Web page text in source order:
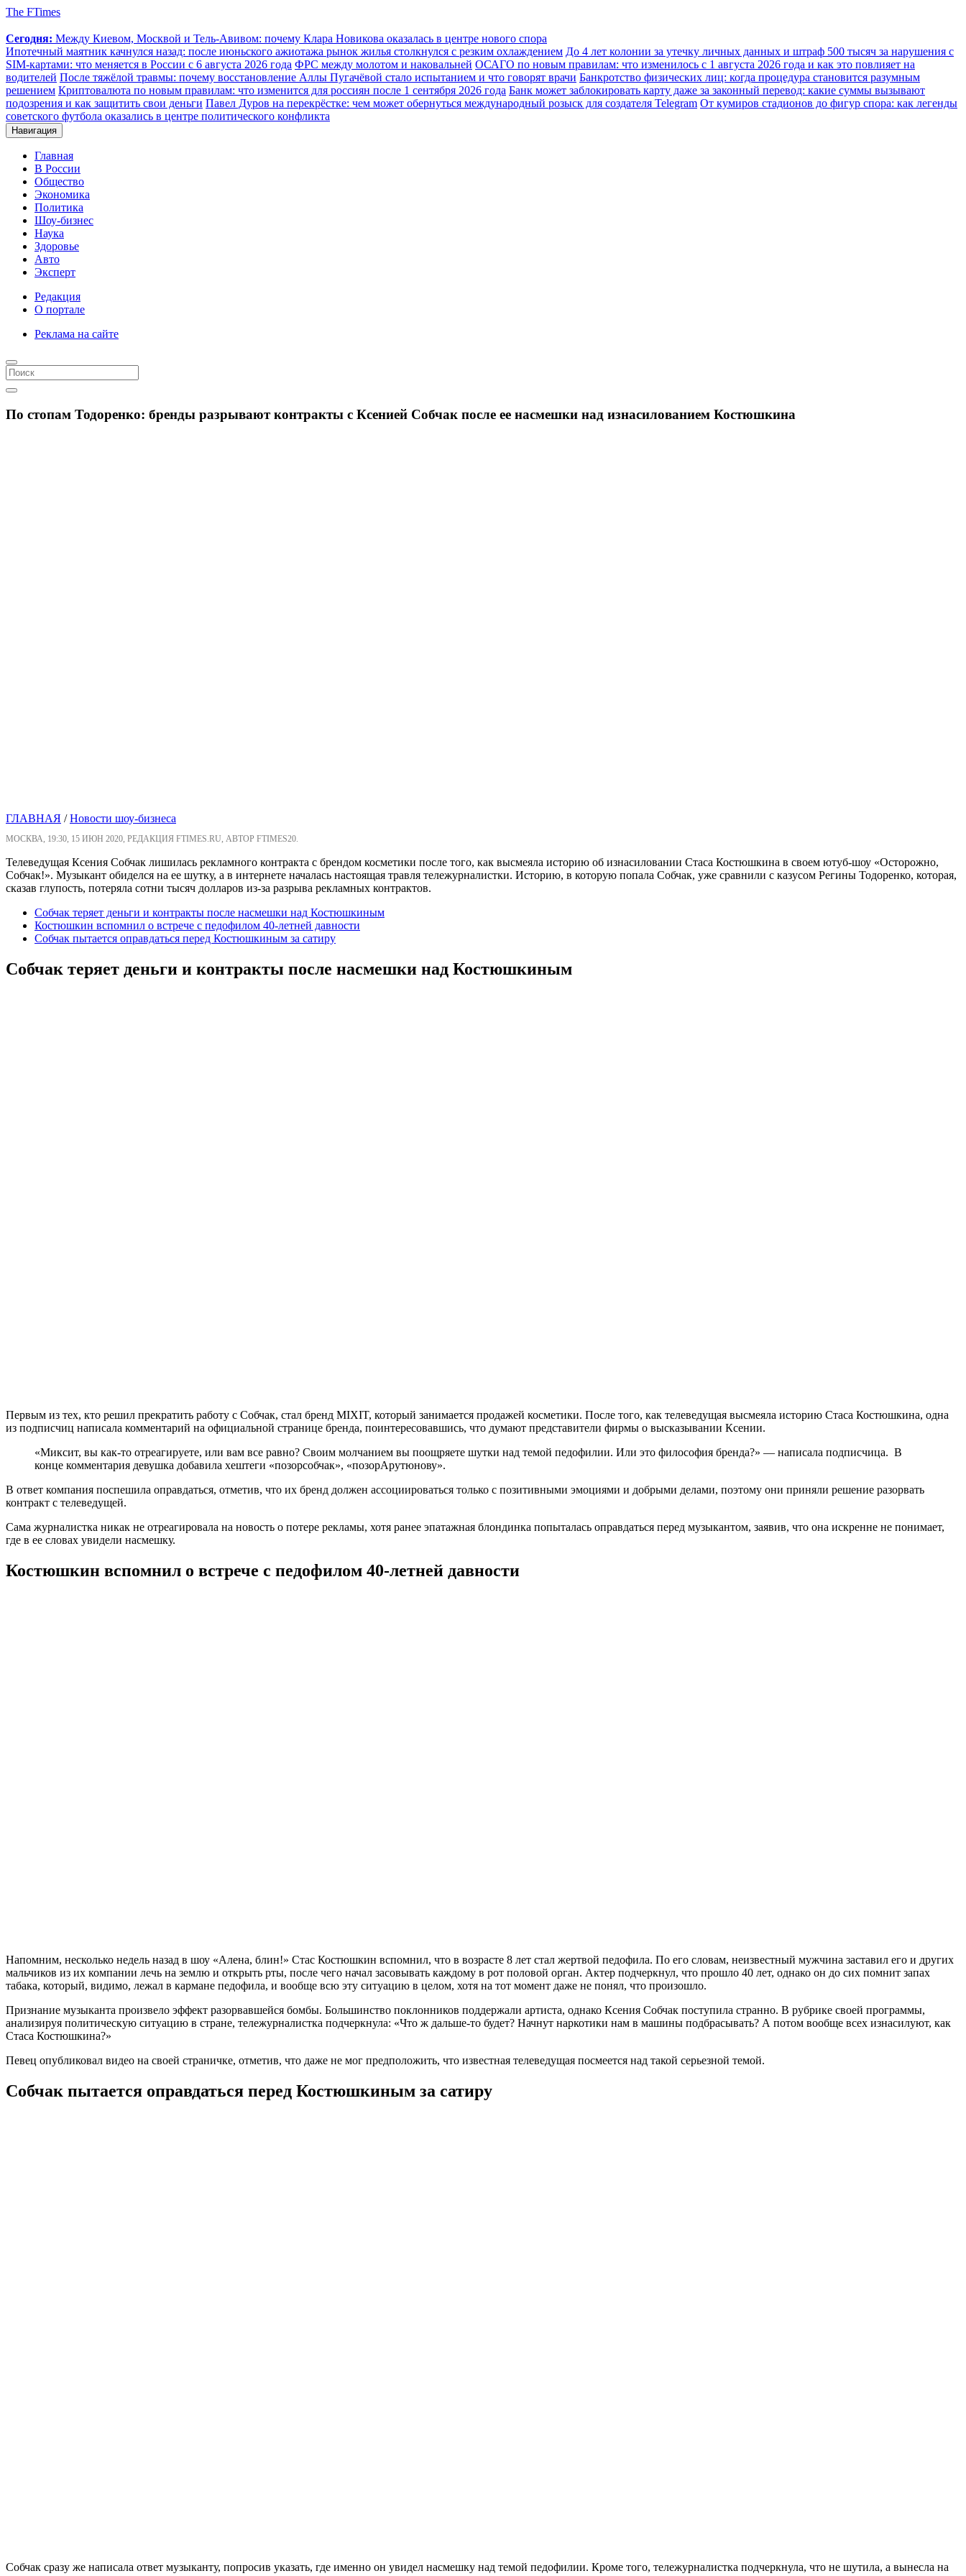
The FTimes
Сегодня: Между Киевом, Москвой и Тель-Авивом: почему Клара Новикова оказалась в центре нового спора
Ипотечный маятник качнулся назад: после июньского ажиотажа рынок жилья столкнулся с резким охлаждением До 4 лет колонии за утечку личных данных и штраф 500 тысяч за нарушения с
SIM-картами: что меняется в России с 6 августа 2026 года ФРС между молотом и наковальней ОСАГО по новым правилам: что изменилось с 1 августа 2026 года и как это повлияет на
водителей После тяжёлой травмы: почему восстановление Аллы Пугачёвой стало испытанием и что говорят врачи Банкротство физических лиц: когда процедура становится разумным
решением Криптовалюта по новым правилам: что изменится для россиян после 1 сентября 2026 года Банк может заблокировать карту даже за законный перевод: какие суммы вызывают
подозрения и как защитить свои деньги Павел Дуров на перекрёстке: чем может обернуться международный розыск для создателя Telegram От кумиров стадионов до фигур спора: как легенды
советского футбола оказались в центре политического конфликта
Навигация
Главная
В России
Общество
Экономика
Политика
Шоу-бизнес
Наука
Здоровье
Авто
Эксперт
Редакция
О портале
Реклама на сайте
По стопам Тодоренко: бренды разрывают контракты с Ксенией Собчак после ее насмешки над изнасилованием Костюшкина
ГЛАВНАЯ /Новости шоу-бизнеса
МОСКВА, 19:30, 15 ИЮН 2020, РЕДАКЦИЯ FTIMES.RU, АВТОР FTIMES20.
Телеведущая Ксения Собчак лишилась рекламного контракта с брендом косметики после того, как высмеяла историю об изнасиловании Стаса Костюшкина в своем ютуб-шоу «Осторожно,
Собчак!». Музыкант обиделся на ее шутку, а в интернете началась настоящая травля тележурналистки. Историю, в которую попала Собчак, уже сравнили с казусом Регины Тодоренко, которая,
сказав глупость, потеряла сотни тысяч долларов из-за разрыва рекламных контрактов.
Собчак теряет деньги и контракты после насмешки над Костюшкиным
Костюшкин вспомнил о встрече с педофилом 40-летней давности
Собчак пытается оправдаться перед Костюшкиным за сатиру
Собчак теряет деньги и контракты после насмешки над Костюшкиным
Первым из тех, кто решил прекратить работу с Собчак, стал бренд MIXIT, который занимается продажей косметики. После того, как телеведущая высмеяла историю Стаса Костюшкина, одна
из подписчиц написала комментарий на официальной странице бренда, поинтересовавшись, что думают представители фирмы о высказывании Ксении.
«Миксит, вы как-то отреагируете, или вам все равно? Своим молчанием вы поощряете шутки над темой педофилии. Или это философия бренда?» — написала подписчица. В
конце комментария девушка добавила хештеги «позорсобчак», «позорАрутюнову».
В ответ компания поспешила оправдаться, отметив, что их бренд должен ассоциироваться только с позитивными эмоциями и добрыми делами, поэтому они приняли решение разорвать
контракт с телеведущей.
Сама журналистка никак не отреагировала на новость о потере рекламы, хотя ранее эпатажная блондинка попыталась оправдаться перед музыкантом, заявив, что она искренне не понимает,
где в ее словах увидели насмешку.
Костюшкин вспомнил о встрече с педофилом 40-летней давности
Напомним, несколько недель назад в шоу «Алена, блин!» Стас Костюшкин вспомнил, что в возрасте 8 лет стал жертвой педофила. По его словам, неизвестный мужчина заставил его и других
мальчиков из их компании лечь на землю и открыть рты, после чего начал засовывать каждому в рот половой орган. Актер подчеркнул, что прошло 40 лет, однако он до сих помнит запах
табака, который, видимо, лежал в кармане педофила, и вообще всю эту ситуацию в целом, хотя на тот момент даже не понял, что произошло.
Признание музыканта произвело эффект разорвавшейся бомбы. Большинство поклонников поддержали артиста, однако Ксения Собчак поступила странно. В рубрике своей программы,
анализируя политическую ситуацию в стране, тележурналистка подчеркнула: «Что ж дальше-то будет? Начнут наркотики нам в машины подбрасывать? А потом вообще всех изнасилуют, как
Стаса Костюшкина?»
Певец опубликовал видео на своей страничке, отметив, что даже не мог предположить, что известная телеведущая посмеется над такой серьезной темой.
Собчак пытается оправдаться перед Костюшкиным за сатиру
Собчак сразу же написала ответ музыканту, попросив указать, где именно он увидел насмешку над темой педофилии. Кроме того, тележурналистка подчеркнула, что не шутила, а вынесла на